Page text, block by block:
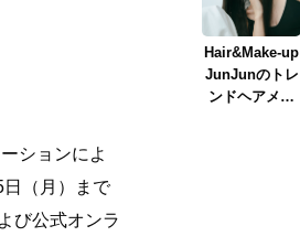
ションによ
（月）まで
び公式オンラ
Hair&Make-up
JunJunのトレ
ンドヘアメイ